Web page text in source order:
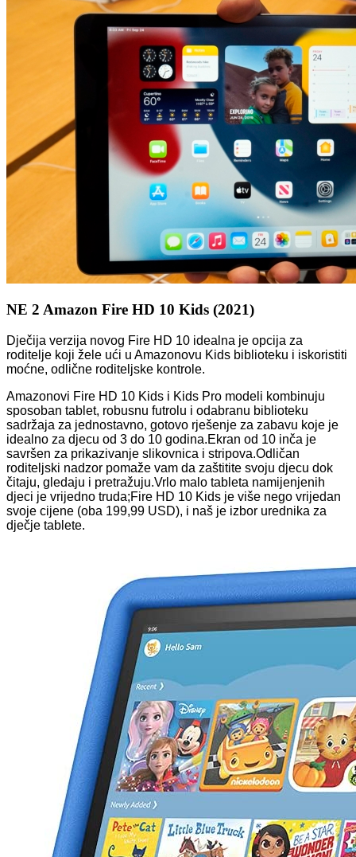
NE 2 Amazon Fire HD 10 Kids (2021)
Dječija verzija novog Fire HD 10 idealna je opcija za
roditelje koji žele ući u Amazonovu Kids biblioteku i iskoristiti
moćne, odlične roditeljske kontrole.
Amazonovi Fire HD 10 Kids i Kids Pro modeli kombinuju
sposoban tablet, robusnu futrolu i odabranu biblioteku
sadržaja za jednostavno, gotovo rješenje za zabavu koje je
idealno za djecu od 3 do 10 godina.Ekran od 10 inča je
savršen za prikazivanje slikovnica i stripova.Odličan
roditeljski nadzor pomaže vam da zaštitite svoju djecu dok
čitaju, gledaju i pretražuju.Vrlo malo tableta namijenjenih
djeci je vrijedno truda;Fire HD 10 Kids je više nego vrijedan
svoje cijene (oba 199,99 USD), i naš je izbor urednika za
dječje tablete.